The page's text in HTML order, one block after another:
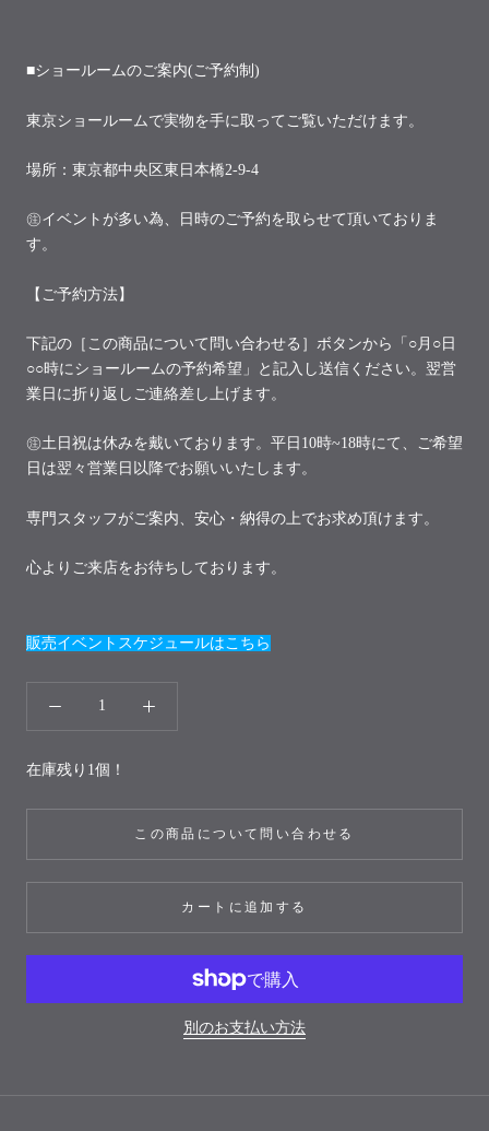
■ショールームのご案内(ご予約制)
東京ショールームで実物を手に取ってご覧いただけます。
場所：東京都中央区東日本橋2-9-4
㊟イベントが多い為、日時のご予約を取らせて頂いておりま
す。
【ご予約方法】
下記の［この商品について問い合わせる］ボタンから「○月○日
○○時にショールームの予約希望」と記入し送信ください。翌営
業日に折り返しご連絡差し上げます。
㊟土日祝は休みを戴いております。平日10時~18時にて、ご希望
日は翌々営業日以降でお願いいたします。
専門スタッフがご案内、安心・納得の上でお求め頂けます。
心よりご来店をお待ちしております。
販売イベントスケジュールはこちら
在庫残り1個！
この商品について問い合わせる
カートに追加する
別のお支払い方法